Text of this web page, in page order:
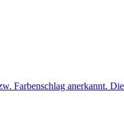
Farbenschlag anerkannt.